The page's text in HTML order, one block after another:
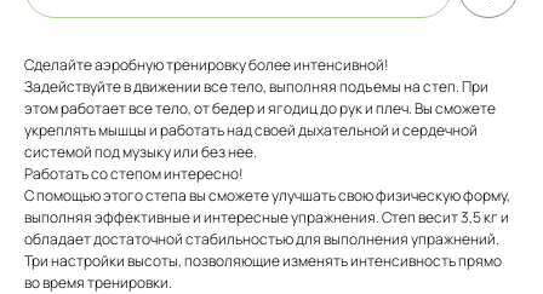
Сделайте аэробную тренировку более интенсивной!
Задействуйте в движении все тело, выполняя подъемы на степ. При
этом работает все тело, от бедер и ягодиц до рук и плеч. Вы сможете
укреплять мышцы и работать над своей дыхательной и сердечной
системой под музыку или без нее.
Работать со степом интересно!
С помощью этого степа вы сможете улучшать свою физическую форму,
выполняя эффективные и интересные упражнения. Степ весит 3,5 кг и
обладает достаточной стабильностью для выполнения упражнений.
Три настройки высоты, позволяющие изменять интенсивность прямо
во время тренировки.